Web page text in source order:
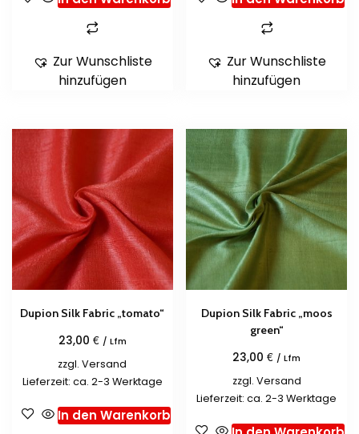
Zur Wunschliste
hinzufügen
Zur Wunschliste
hinzufügen
Dupion Silk Fabric „tomato“
23,00 € / Lfm
zzgl.Versand
Lieferzeit: ca. 2-3 Werktage
In den Warenkorb
Dupion Silk Fabric „moos
green“
23,00€ / Lfm
zzgl. Versand
Lieferzeit: ca. 2-3 Werktage